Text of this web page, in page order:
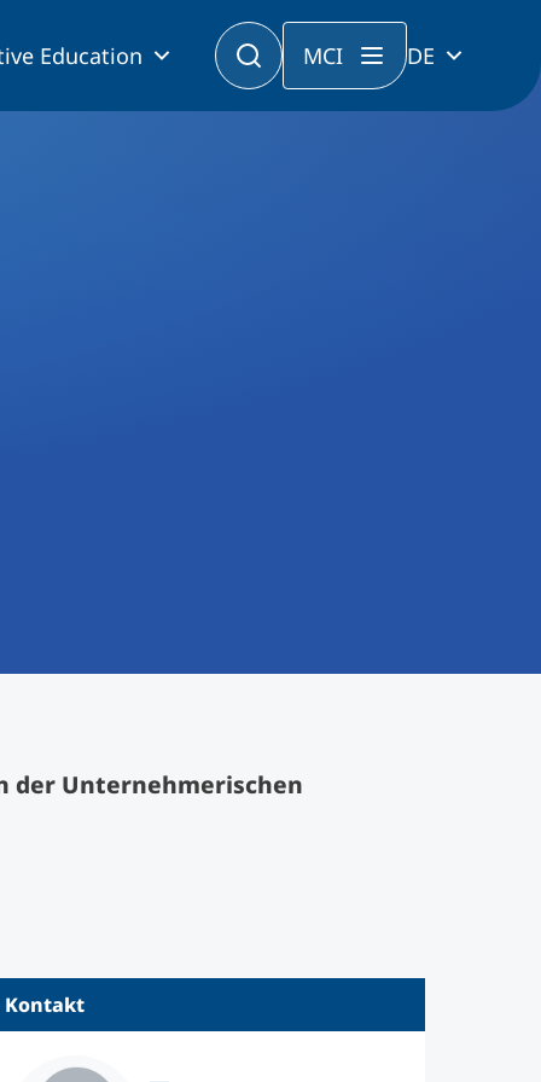
Education MCI DE
der Unternehmerischen
Kontakt